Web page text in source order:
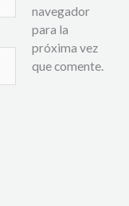
navegador
para la
próxima vez
que comente.